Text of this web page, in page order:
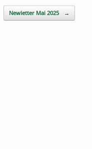
Newletter Mai 2025 →